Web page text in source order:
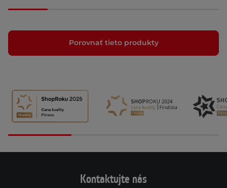
Porovnať tieto produkty
Kontaktujte nás